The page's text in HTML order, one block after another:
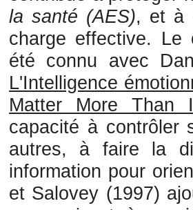
la santé (AES), et à
charge effective. Le
été connu avec
L'Intelligence
Matter More Than
capacité à contrôler
autres, à faire la
information pour
et Salovey (1997)